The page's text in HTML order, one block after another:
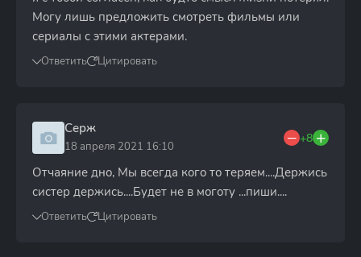
Могу лишь предложить смотреть фильмы или
сериалы с этими актерами.
Ответить Цитировать
Серж
18 апреля 2021 16:10
+8
Отчаяние дно, Мы всегда кого то теряем....Держись
систер держись....Будет не в моготу ...пиши....
Ответить Цитировать